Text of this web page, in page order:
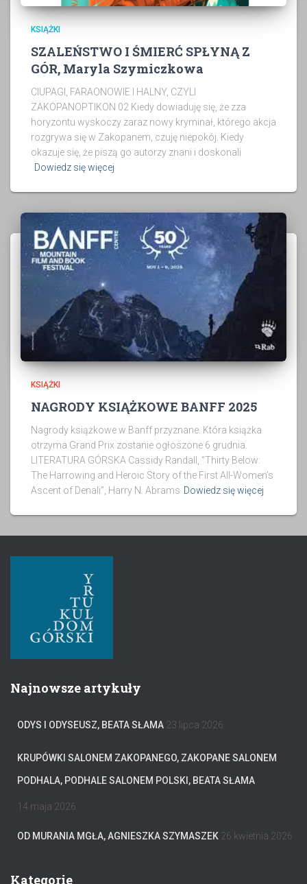
KSIĄŻKI
SZALEŃSTWO I ŚMIERĆ SPŁYNĄ Z
GÓR, Maryla Szymiczkowa
CIUPAGI, FARAONOWIE I HALNY, CZYLI
ZAKOPANOPTIKON 02 Kiedy dowiaduję się, że zza
horyzontu wyskoczy zaraz nowy kryminał, którego akcja
rozgrywa się w Zakopanem, czuję niepokój. Kiedy
okazuje się, że piszą go autorzy znani i doskonali
Dowiedz się więcej
KSIĄŻKI
NAGRODY KSIĄŻKOWE BANFF 2025
Nagrody książkowe w Banff przyznane. Która książka
otrzyma Grand Prix zostanie ogłoszone 6 grudnia.
LITERATURA GÓRSKA Cassidy Randall, “Thirty Below:
The Harrowing and Heroic Story of the First All-Women’s
Ascent of Denali”, Harry N. Abrams Dowiedz się więcej
Najnowsze artykuły
ODYS I ODYSEUSZ, BEATA SŁAMA 23 lipca 2026
KRUPÓWKI SALONEM ZAKOPANEGO, ZAKOPANE SALONEM
PODHALA, PODHALE SALONEM POLSKI, BEATA SŁAMA
14 maja 2026
OD MURANIA MGŁA, AGNIESZKA SZYMASZEK 26 kwietnia 2026
Kategorie